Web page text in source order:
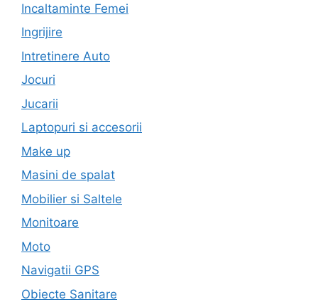
Incaltaminte Femei
Ingrijire
Intretinere Auto
Jocuri
Jucarii
Laptopuri si accesorii
Make up
Masini de spalat
Mobilier si Saltele
Monitoare
Moto
Navigatii GPS
Obiecte Sanitare